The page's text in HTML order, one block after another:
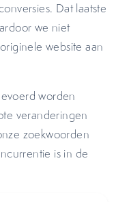
Dat laatste
we niet
website aan
worden
veranderingen
zoekwoorden
is in de